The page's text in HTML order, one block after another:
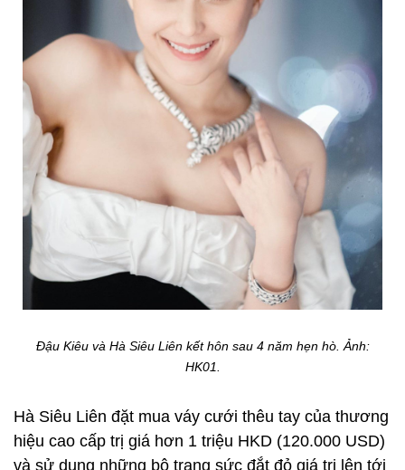
Đậu Kiêu và Hà Siêu Liên kết hôn sau 4 năm hẹn hò. Ảnh:
HK01
Hà Siêu Liên đặt mua váy cưới thêu tay của thương
hiệu cao cấp trị giá hơn 1 triệu HKD (120.000 USD)
và sử dụng những bộ trang sức đắt đỏ giá trị lên tới